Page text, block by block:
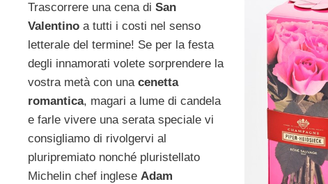
Trascorrere una cena di San
Valentino a tutti i costi nel senso
letterale del termine! Se per la festa
degli innamorati volete sorprendere la
vostra metà con una cenetta
romantica, magari a lume di candela
e farle vivere una serata speciale vi
consigliamo di rivolgervi al
pluripremiato nonché pluristellato
Michelin chef inglese Adam